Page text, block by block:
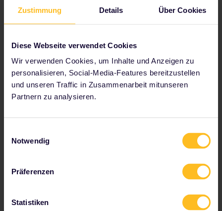
Zustimmung Details Über Cookies
Diese Webseite verwendet Cookies
Wir verwenden Cookies, um Inhalte und Anzeigen zu
personalisieren, Social-Media-Features bereitzustellen
und unseren Traffic in Zusammenarbeit mitunseren
Partnern zu analysieren.
Notwendig
Präferenzen
Statistiken
Bauwerks hinauf, genieße den herrlichen Blick über
die moderne Stadt und sinniere darüber nach, wie
sich die Gesellschaft verändert hat.
Die Akropolis ist 30 Gehminuten vom
Bahnhof Laríssis und vom Bahnhof
Peloponnes entfernt (die beiden Bahnhöfe
liegen beinahe nebeneinander).